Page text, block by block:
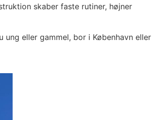
skaber faste rutiner, højner
eller gammel, bor i København eller